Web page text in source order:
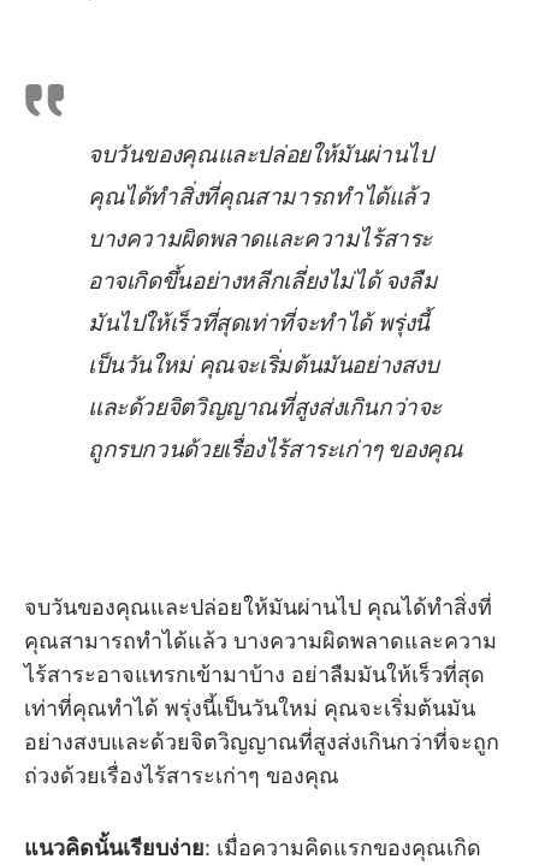
จบวันของคุณและปล่อยให้มันผ่านไป
คุณได้ทำสิ่งที่คุณสามารถทำได้แล้ว
บางความผิดพลาดและความไร้สาระ
อาจเกิดขึ้นอย่างหลีกเลี่ยงไม่ได้ จงลืม
มันไปให้เร็วที่สุดเท่าที่จะทำได้ พรุ่งนี้
เป็นวันใหม่ คุณจะเริ่มต้นมันอย่างสงบ
และด้วยจิตวิญญาณที่สูงส่งเกินกว่าจะ
ถูกรบกวนด้วยเรื่องไร้สาระเก่าๆ ของคุณ
จบวันของคุณและปล่อยให้มันผ่านไป คุณได้ทำสิ่งที่
คุณสามารถทำได้แล้ว บางความผิดพลาดและความ
ไร้สาระอาจแทรกเข้ามาบ้าง อย่าลืมมันให้เร็วที่สุด
เท่าที่คุณทำได้ พรุ่งนี้เป็นวันใหม่ คุณจะเริ่มต้นมัน
อย่างสงบและด้วยจิตวิญญาณที่สูงส่งเกินกว่าที่จะถูก
ถ่วงด้วยเรื่องไร้สาระเก่าๆ ของคุณ
แนวคิดนั้นเรียบง่าย: เมื่อความคิดแรกของคุณเกิด